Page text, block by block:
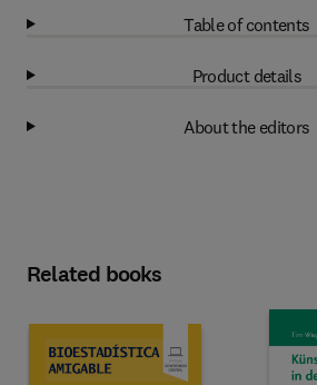
Table of contents
Product details
About the editors
Related books